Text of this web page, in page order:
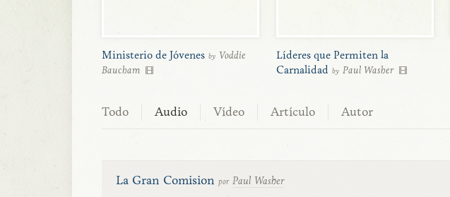
Ministerio de Jóvenes by Voddie
Baucham
Líderes que Permiten la
Carnalidad by Paul Washer
Todo Audio Vídeo Artículo Autor
La Gran Comision por Paul Washer